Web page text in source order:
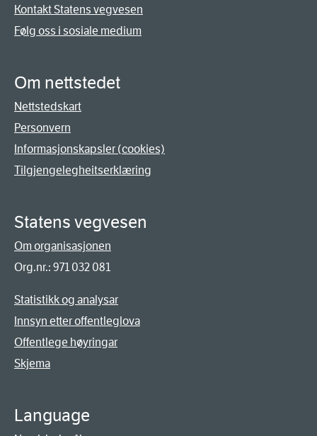
Kontakt Statens vegvesen
Følg oss i sosiale medium
Om nettstedet
Nettstedskart
Personvern
Informasjonskapsler (cookies)
Tilgjengelegheitserklæring
Statens vegvesen
Om organisasjonen
Org.nr.: 971 032 081
Statistikk og analysar
Innsyn etter offentleglova
Offentlege høyringar
Skjema
Language